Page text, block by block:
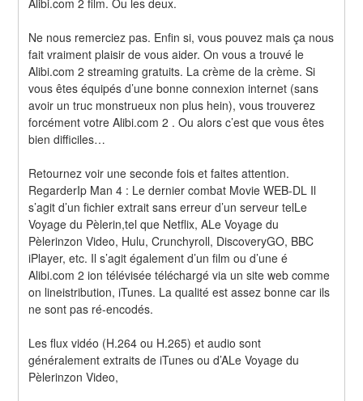
Ne nous remerciez pas. Enfin si, vous pouvez mais ça nous
fait vraiment plaisir de vous aider. On vous a trouvé le
Alibi.com 2 streaming gratuits. La crème de la crème. Si
vous êtes équipés d’une bonne connexion internet (sans
avoir un truc monstrueux non plus hein), vous trouverez
forcément votre Alibi.com 2 . Ou alors c’est que vous êtes
bien difficiles…
Retournez voir une seconde fois et faites attention.
RegarderIp Man 4 : Le dernier combat Movie WEB-DL Il
s’agit d’un fichier extrait sans erreur d’un serveur telLe
Voyage du Pèlerin,tel que Netflix, ALe Voyage du
Pèlerinzon Video, Hulu, Crunchyroll, DiscoveryGO, BBC
iPlayer, etc. Il s’agit également d’un film ou d’une é
Alibi.com 2 ion télévisée téléchargé via un site web comme
on lineistribution, iTunes. La qualité est assez bonne car ils
ne sont pas ré-encodés.
Les flux vidéo (H.264 ou H.265) et audio sont
généralement extraits de iTunes ou d’ALe Voyage du
Pèlerinzon Video,